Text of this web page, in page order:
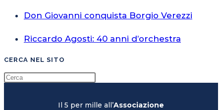
Don Giovanni conquista Borgio Verezzi
Riccardo Agosti: 40 anni d’orchestra
CERCA NEL SITO
Il 5 per mille all’Associazione